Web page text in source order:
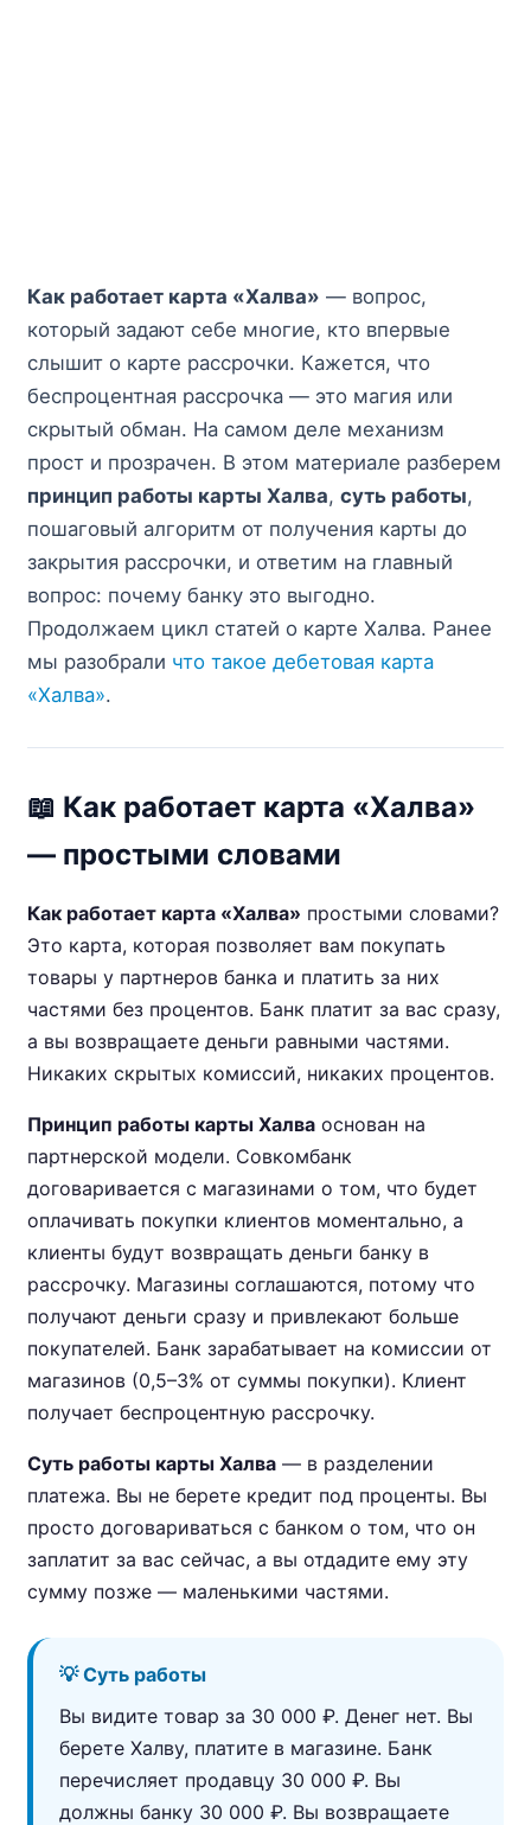
Как работает карта «Халва» — вопрос,
который задают себе многие, кто впервые
слышит о карте рассрочки. Кажется, что
беспроцентная рассрочка — это магия или
скрытый обман. На самом деле механизм
прост и прозрачен. В этом материале разберем
принцип работы карты Халва, суть работы,
пошаговый алгоритм от получения карты до
закрытия рассрочки, и ответим на главный
вопрос: почему банку это выгодно.
Продолжаем цикл статей о карте Халва. Ранее
мы разобрали что такое дебетовая карта
«Халва».
📖 Как работает карта «Халва»
— простыми словами
Как работает карта «Халва» простыми словами?
Это карта, которая позволяет вам покупать
товары у партнеров банка и платить за них
частями без процентов. Банк платит за вас сразу,
а вы возвращаете деньги равными частями.
Никаких скрытых комиссий, никаких процентов.
Принцип работы карты Халва основан на
партнерской модели. Совкомбанк
договаривается с магазинами о том, что будет
оплачивать покупки клиентов моментально, а
клиенты будут возвращать деньги банку в
рассрочку. Магазины соглашаются, потому что
получают деньги сразу и привлекают больше
покупателей. Банк зарабатывает на комиссии от
магазинов (0,5–3% от суммы покупки). Клиент
получает беспроцентную рассрочку.
Суть работы карты Халва — в разделении
платежа. Вы не берете кредит под проценты. Вы
просто договариваться с банком о том, что он
заплатит за вас сейчас, а вы отдадите ему эту
сумму позже — маленькими частями.
💡 Суть работы
Вы видите товар за 30 000 ₽. Денег нет. Вы
берете Халву, платите в магазине. Банк
перечисляет продавцу 30 000 ₽. Вы
должны банку 30 000 ₽. Вы возвращаете